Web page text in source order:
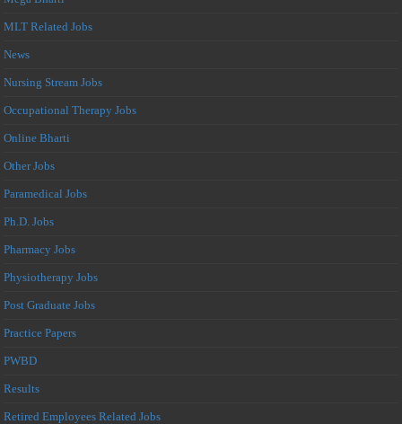
MLT Related Jobs
News
Nursing Stream Jobs
Occupational Therapy Jobs
Online Bharti
Other Jobs
Paramedical Jobs
Ph.D. Jobs
Pharmacy Jobs
Physiotherapy Jobs
Post Graduate Jobs
Practice Papers
PWBD
Results
Retired Employees Related Jobs